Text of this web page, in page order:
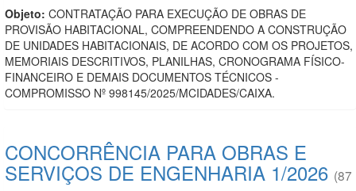
Objeto: CONTRATAÇÃO PARA EXECUÇÃO DE OBRAS DE
PROVISÃO HABITACIONAL, COMPREENDENDO A CONSTRUÇÃO
DE UNIDADES HABITACIONAIS, DE ACORDO COM OS PROJETOS,
MEMORIAIS DESCRITIVOS, PLANILHAS, CRONOGRAMA FÍSICO-
FINANCEIRO E DEMAIS DOCUMENTOS TÉCNICOS -
COMPROMISSO Nº 998145/2025/MCIDADES/CAIXA.
CONCORRÊNCIA PARA OBRAS E
SERVIÇOS DE ENGENHARIA 1/2026 (87